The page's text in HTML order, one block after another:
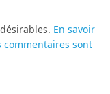
En savoir
commentaires sont